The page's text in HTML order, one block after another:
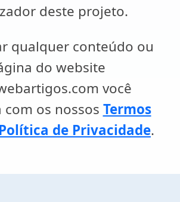
deste projeto.
qualquer conteúdo ou
do website
você
com os nossos Termos
de Privacidade.